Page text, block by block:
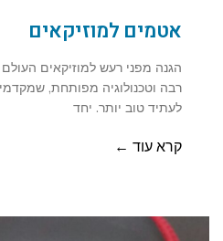
אטמים למוזיקאים
הגנה מפני רעש למוזיקאים
רבה וטכנולוגיה מפותחת,
לעתיד טוב יותר. יחד
קרא עוד ←